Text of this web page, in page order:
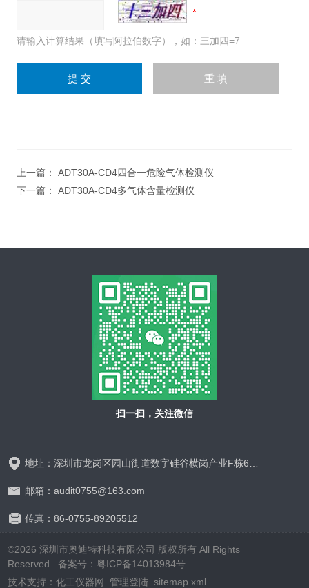
请输入计算结果（填写阿拉伯数字），如：三加四=7
上一篇： ADT30A-CD4四合一危险气体检测仪
下一篇： ADT30A-CD4多气体含量检测仪
扫一扫，关注微信
地址：深圳市龙岗区园山街道数字硅谷横岗产业F栋628-629
邮箱：audit0755@163.com
传真：86-0755-89205512
©2026 深圳市奥迪特科技有限公司 版权所有 All Rights
Reserved. 备案号：粤ICP备14013984号
技术支持：化工仪器网 管理登陆 sitemap.xml